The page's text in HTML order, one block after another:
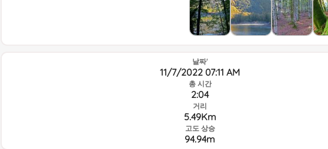
날짜'
11/7/2022 07:11 AM
총 시간
2:04
거리
5.49Km
고도 상승
94.94m